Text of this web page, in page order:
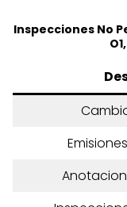
Inspecciones No